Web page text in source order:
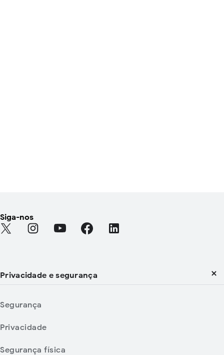
Siga-nos
Find Android on Twitter
Find Android on Instagram
Find Android on YouTube
Find Android on Facebook
Find Android on LinkedIn
Privacidade e segurança
Segurança
Privacidade
Segurança física